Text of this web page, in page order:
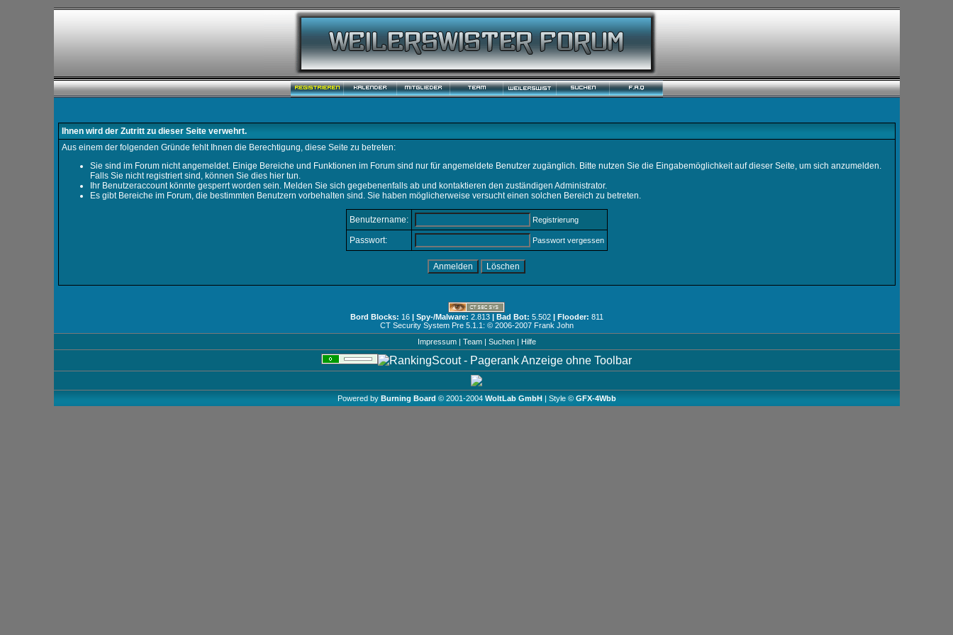
Ihnen wird der Zutritt zu dieser Seite verwehrt.
Aus einem der folgenden Gründe fehlt Ihnen die Berechtigung, diese Seite zu betreten:
Sie sind im Forum nicht angemeldet. Einige Bereiche und Funktionen im Forum sind nur für angemeldete Benutzer zugänglich. Bitte nutzen Sie die Eingabemöglichkeit auf dieser Seite, um sich anzumelden.
Falls Sie nicht registriert sind, können Sie dies hier tun.
Ihr Benutzeraccount könnte gesperrt worden sein. Melden Sie sich gegebenenfalls ab und kontaktieren den zuständigen Administrator.
Es gibt Bereiche im Forum, die bestimmten Benutzern vorbehalten sind. Sie haben möglicherweise versucht einen solchen Bereich zu betreten.
Benutzername: Registrierung
Passwort: Passwort vergessen
Bord Blocks: 16 | Spy-/Malware: 2.813 | Bad Bot: 5.502 | Flooder: 811
CT Security System Pre 5.1.1: © 2006-2007 Frank John
Impressum| Team| Suchen| Hilfe
Powered by Burning Board © 2001-2004 WoltLab GmbH| Style © GFX-4Wbb